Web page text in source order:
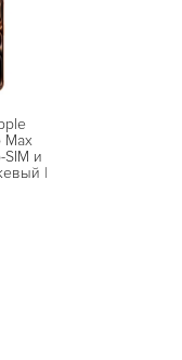
Max
и
|